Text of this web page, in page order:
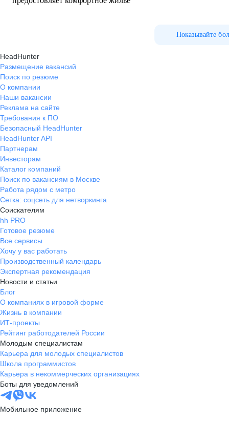
Показывайте
HeadHunter
Размещение вакансий
Поиск по резюме
О компании
Наши вакансии
Реклама на сайте
Требования к ПО
Безопасный HeadHunter
HeadHunter API
Партнерам
Инвесторам
Каталог компаний
Поиск по вакансиям в Москве
Работа рядом с метро
Сетка: соцсеть для нетворкинга
Соискателям
hh PRO
Готовое резюме
Все сервисы
Хочу у вас работать
Производственный календарь
Экспертная рекомендация
Новости и статьи
Блог
О компаниях в игровой форме
Жизнь в компании
ИТ-проекты
Рейтинг работодателей России
Молодым специалистам
Карьера для молодых специалистов
Школа программистов
Карьера в некоммерческих организациях
Боты для уведомлений
Мобильное приложение